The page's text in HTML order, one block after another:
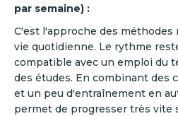
par semaine) :
C'est l'approche des méthodes
vie quotidienne. Le rythme
compatible avec un emploi du
des études. En combinant des
et un peu d'entraînement en
permet de progresser très vite